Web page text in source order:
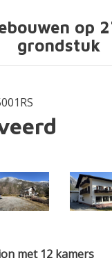
op
grondstuk
met 12 kamers